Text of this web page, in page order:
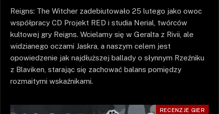
Reigns: The Witcher zadebiutowało 25 lutego jako owoc
współpracy CD Projekt RED i studia Nerial, twórców
kultowej gry Reigns. Wcielamy się w Geralta z Rivii, ale
widzianego oczami Jaskra, a naszym celem jest
opowiedzenie jak najdłuższej ballady o słynnym Rzeźniku
z Blaviken, starając się zachować balans pomiędzy
rozmaitymi wskaźnikami.
RECENZJE GIER